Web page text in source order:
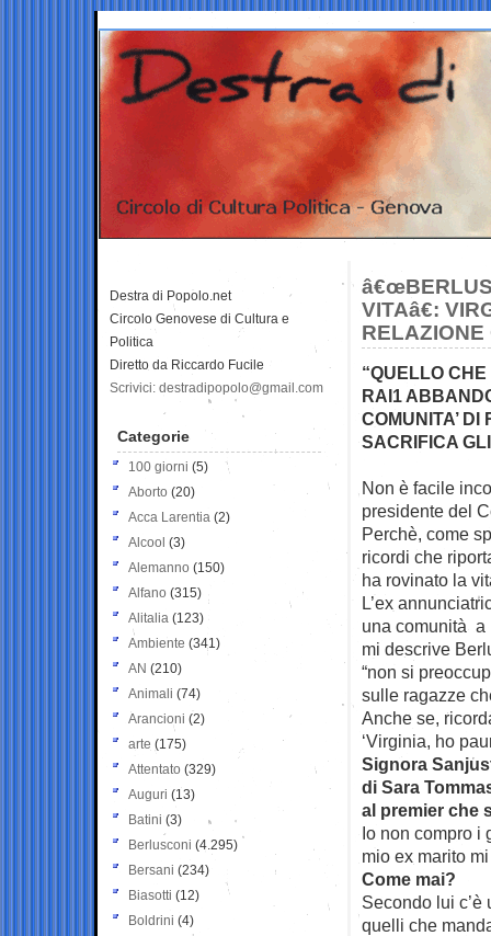
VITAâ€:
RELAZIONE
“QUELLO
RAI1
COMUNITA’
SACRIFICA
Non è facile
presidente del
Perchè, come
ricordi che
ha rovinato la
L’ex
una comunità a
mi descrive
“non si
sulle ragazze
Anche se,
‘Virginia, ho
Signora
di Sara
al premier che
Io non compro i
mio ex marito
Come mai?
Secondo lui
quelli che
Destra di Popolo.net
Circolo Genovese di Cultura e
Politica
Diretto da Riccardo Fucile
Scrivici: destradipopolo@gmail.com
Categorie
100 giorni (5)
Aborto (20)
Acca Larentia (2)
Alcool (3)
Alemanno (150)
Alfano (315)
Alitalia (123)
Ambiente (341)
AN (210)
Animali (74)
Arancioni (2)
arte (175)
Attentato (329)
Auguri (13)
Batini (3)
Berlusconi (4.295)
Bersani (234)
Biasotti (12)
Boldrini (4)